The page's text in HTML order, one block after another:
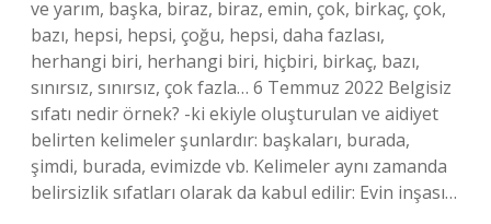
ve yarım, başka, biraz, biraz, emin, çok, birkaç, çok,
bazı, hepsi, hepsi, çoğu, hepsi, daha fazlası,
herhangi biri, herhangi biri, hiçbiri, birkaç, bazı,
sınırsız, sınırsız, çok fazla… 6 Temmuz 2022 Belgisiz
sıfatı nedir örnek? -ki ekiyle oluşturulan ve aidiyet
belirten kelimeler şunlardır: başkaları, burada,
şimdi, burada, evimizde vb. Kelimeler aynı zamanda
belirsizlik sıfatları olarak da kabul edilir: Evin inşası…